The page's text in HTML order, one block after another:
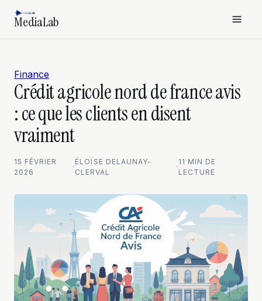
MediaLab
Finance
Crédit agricole nord de france avis
: ce que les clients en disent
vraiment
15 FÉVRIER
2026
·
ÉLOÏSE DELAUNAY-
CLERVAL
·
11 MIN DE
LECTURE